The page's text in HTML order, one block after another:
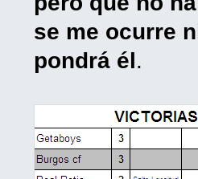
se me ocurre
pondrá él.